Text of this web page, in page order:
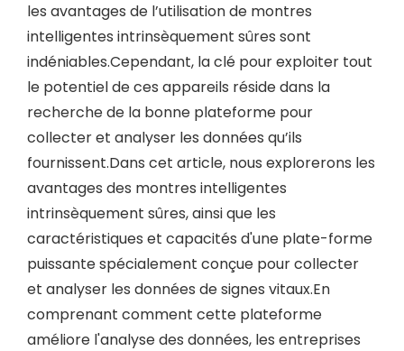
les avantages de l’utilisation de montres
intelligentes intrinsèquement sûres sont
indéniables.Cependant, la clé pour exploiter tout
le potentiel de ces appareils réside dans la
recherche de la bonne plateforme pour
collecter et analyser les données qu’ils
fournissent.Dans cet article, nous explorerons les
avantages des montres intelligentes
intrinsèquement sûres, ainsi que les
caractéristiques et capacités d'une plate-forme
puissante spécialement conçue pour collecter
et analyser les données de signes vitaux.En
comprenant comment cette plateforme
améliore l'analyse des données, les entreprises